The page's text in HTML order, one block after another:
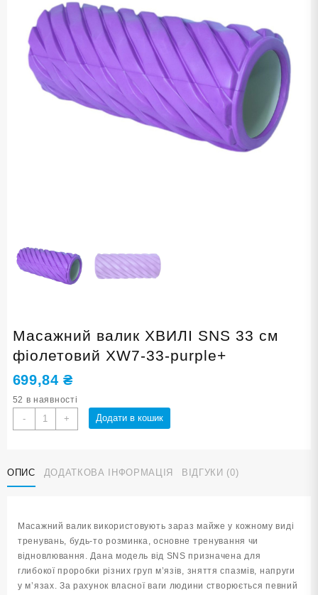
Масажний валик ХВИЛІ SNS 33 см
фіолетовий XW7-33-purple+
699,84₴
52 в наявності
-
Масажний
валик
33
см
+ Додати в кошик
ОПИС ДОДАТКОВА ІНФОРМАЦІЯ ВІДГУКИ (0)
Масажний валик використовують зараз майже у кожному виді
тренувань, будь-то розминка, основне тренування чи
відновлювання. Дана модель від SNS призначена для
глибокої проробки різних груп м’язів, зняття спазмів, напруги
у м’язах. За рахунок власної ваги людини створюється певний